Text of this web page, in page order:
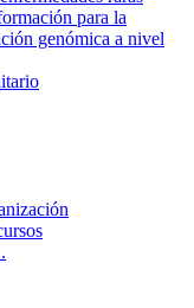
para la
genómica a nivel